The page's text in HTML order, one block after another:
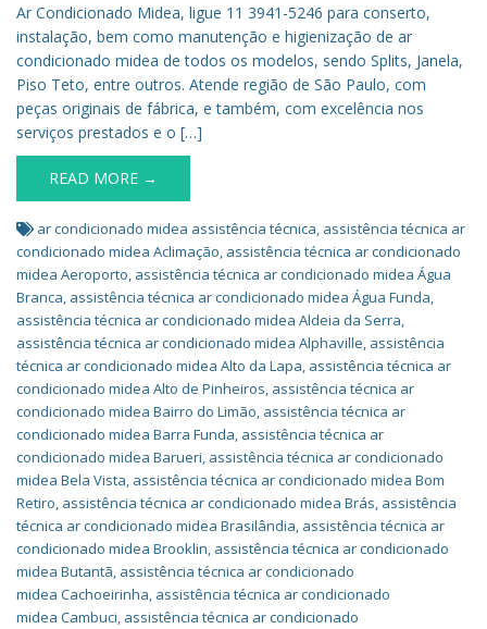
Ar Condicionado Midea, ligue 11 3941-5246 para conserto,
instalação, bem como manutenção e higienização de ar
condicionado midea de todos os modelos, sendo Splits, Janela,
Piso Teto, entre outros. Atende região de São Paulo, com
peças originais de fábrica, e também, com excelência nos
serviços prestados e o […]
READ MORE →
ar condicionado midea assistência técnica, assistência técnica ar
condicionado midea Aclimação, assistência técnica ar condicionado
midea Aeroporto, assistência técnica ar condicionado midea Água
Branca, assistência técnica ar condicionado midea Água Funda,
assistência técnica ar condicionado midea Aldeia da Serra,
assistência técnica ar condicionado midea Alphaville, assistência
técnica ar condicionado midea Alto da Lapa, assistência técnica ar
condicionado midea Alto de Pinheiros, assistência técnica ar
condicionado midea Bairro do Limão, assistência técnica ar
condicionado midea Barra Funda, assistência técnica ar
condicionado midea Barueri, assistência técnica ar condicionado
midea Bela Vista, assistência técnica ar condicionado midea Bom
Retiro, assistência técnica ar condicionado midea Brás, assistência
técnica ar condicionado midea Brasilândia, assistência técnica ar
condicionado midea Brooklin, assistência técnica ar condicionado
midea Butantã, assistência técnica ar condicionado
midea Cachoeirinha, assistência técnica ar condicionado
midea Cambuci, assistência técnica ar condicionado